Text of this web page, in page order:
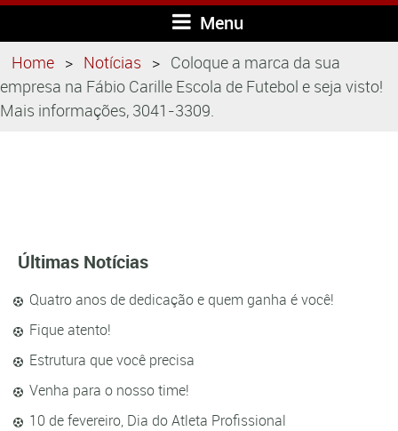
Menu
Home Notícias
Coloque a marca da sua
empresa na Fábio Carille Escola de Futebol e seja visto!
Mais informações, 3041-3309.
Últimas Notícias
Quatro anos de dedicação e quem ganha é você!
Fique atento!
Estrutura que você precisa
Venha para o nosso time!
10 de fevereiro, Dia do Atleta Profissional